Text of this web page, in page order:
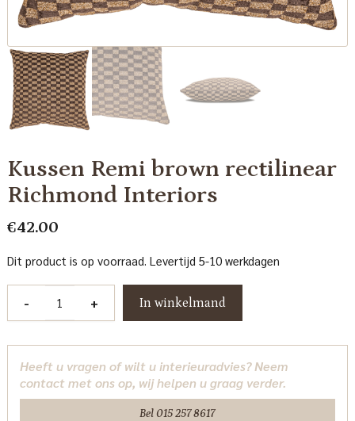
Kussen Remi brown rectilinear
Richmond Interiors
€42.00
Dit product is op voorraad. Levertijd 5-10 werkdagen
-
rectilinear
Richmond
Interiors
+ In winkelmand
Heeft u vragen of wilt u interieuradvies? Neem
contact met ons op, wij helpen u graag verder.
Bel 015 257 8617